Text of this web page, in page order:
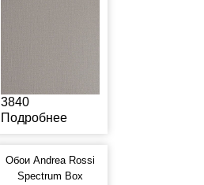
3840
Подробнее
Обои Andrea Rossi
Spectrum Box